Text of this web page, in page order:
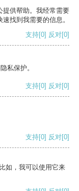
提供帮助。我经常需要
找到我需要的信息。
支持[0] 反对[0]
私保护。
支持[0] 反对[0]
支持[0] 反对[0]
如，我可以使用它来